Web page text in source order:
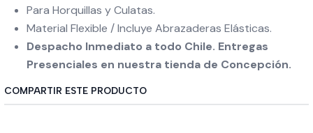
Para Horquillas y Culatas.
Material Flexible / Incluye Abrazaderas Elásticas.
Despacho Inmediato a todo Chile. Entregas
Presenciales en nuestra tienda de Concepción.
COMPARTIR ESTE PRODUCTO